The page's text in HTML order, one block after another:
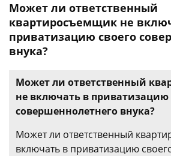
Может ли ответственный
квартиросъемщик не
приватизацию своего
внука?
Может ли ответственный
не включать в приватизацию
совершеннолетнего внука?
Может ли ответственный
включать в приватизацию